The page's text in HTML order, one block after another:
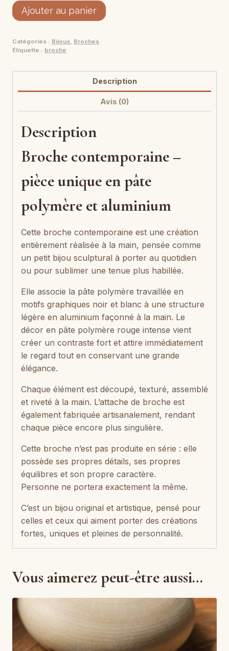
quantité
de
contemporaine
Ajouter au panier
Catégories : Bijoux Broches
Étiquette : broche
Description
Avis (0)
Description
Broche contemporaine –
pièce unique en pâte
polymère et aluminium
Cette broche contemporaine est une création
entièrement réalisée à la main, pensée comme
un petit bijou sculptural à porter au quotidien
ou pour sublimer une tenue plus habillée.
Elle associe la pâte polymère travaillée en
motifs graphiques noir et blanc à une structure
légère en aluminium façonné à la main. Le
décor en pâte polymère rouge intense vient
créer un contraste fort et attire immédiatement
le regard tout en conservant une grande
élégance.
Chaque élément est découpé, texturé, assemblé
et riveté à la main. L’attache de broche est
également fabriquée artisanalement, rendant
chaque pièce encore plus singulière.
Cette broche n’est pas produite en série : elle
possède ses propres détails, ses propres
équilibres et son propre caractère.
Personne ne portera exactement la même.
C’est un bijou original et artistique, pensé pour
celles et ceux qui aiment porter des créations
fortes, uniques et pleines de personnalité.
Vous aimerez peut-être aussi…